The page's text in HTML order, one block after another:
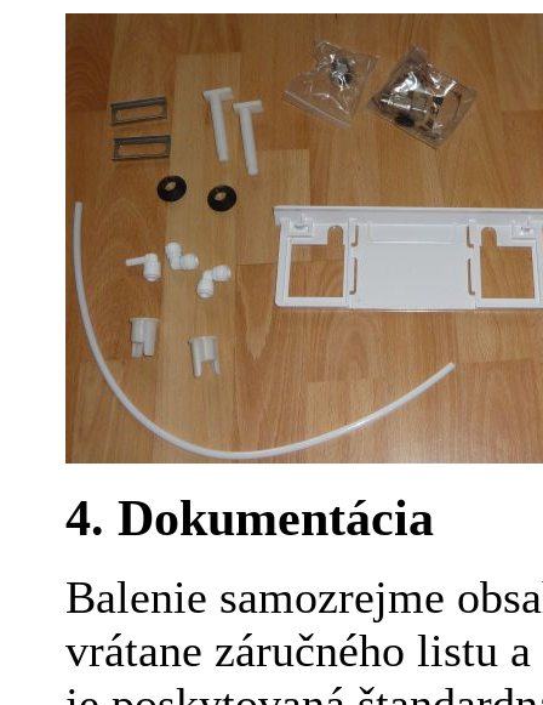
4. Dokumentácia
Balenie samozrejme
vrátane záručného listu